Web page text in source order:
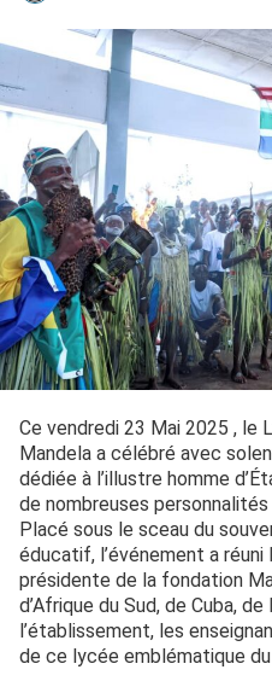
Ce vendredi 23 Mai 2025 , le
Mandela a célébré avec
dédiée à l’illustre homme
de nombreuses
Placé sous le sceau du
éducatif, l’événement a
présidente de la fondation
d’Afrique du Sud, de Cuba,
l’établissement, les
de ce lycée emblématique du